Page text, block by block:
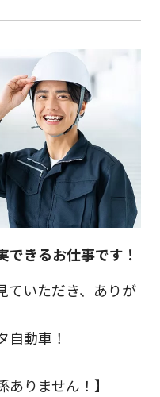
きるお仕事です！
ていただき、ありが
自動車！
ありません！】